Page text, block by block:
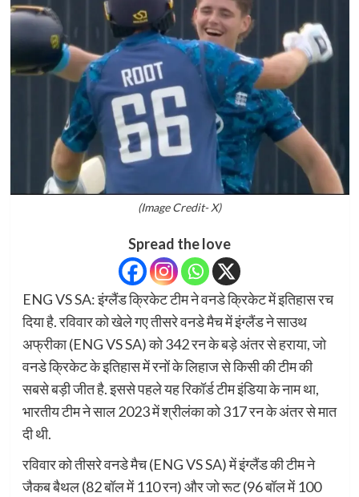
(Image Credit- X)
Spread the love
ENG VS SA: इंग्लैंड क्रिकेट टीम ने वनडे क्रिकेट में इतिहास रच
दिया है. रविवार को खेले गए तीसरे वनडे मैच में इंग्लैंड ने साउथ
अफ्रीका (ENG VS SA) को 342 रन के बड़े अंतर से हराया, जो
वनडे क्रिकेट के इतिहास में रनों के लिहाज से किसी की टीम की
सबसे बड़ी जीत है. इससे पहले यह रिकॉर्ड टीम इंडिया के नाम था,
भारतीय टीम ने साल 2023 में श्रीलंका को 317 रन के अंतर से मात
दी थी.
रविवार को तीसरे वनडे मैच (ENG VS SA) में इंग्लैंड की टीम ने
जैकब बैथल (82 बॉल में 110 रन) और जो रूट (96 बॉल में 100